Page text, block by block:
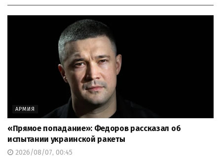
АРМИЯ
«Прямое попадание»: Федоров рассказал об
испытании украинской ракеты
2026/08/07, 00:45